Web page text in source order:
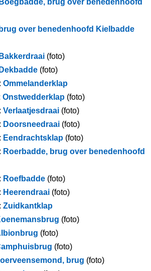
Boegbadde, brug over benedenhoofd
brug over benedenhoofd Kielbadde
Bakkerdraai (foto)
Dekbadde (foto)
Ommelanderklap
Onstwedderklap (foto)
Verlaatjesdraai (foto)
Doorsneedraai (foto)
Eendrachtsklap (foto)
Roerbadde, brug over benedenhoofd
Roefbadde (foto)
Heerendraai (foto)
Zuidkantklap
(foto)
(foto)
(foto)
brug (foto)